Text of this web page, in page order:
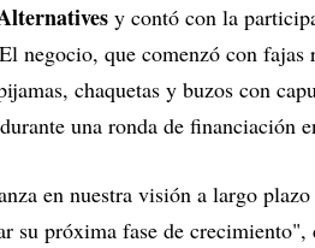
y contó con la
negocio, que comenzó con
chaquetas y buzos con
durante una ronda de financiación
en nuestra visión a largo
su próxima fase de crecimiento",